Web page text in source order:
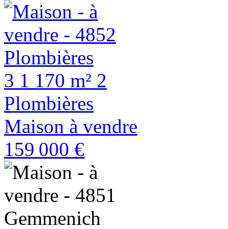
3 1 170 m² 2
Plombières
Maison à vendre
159 000 €